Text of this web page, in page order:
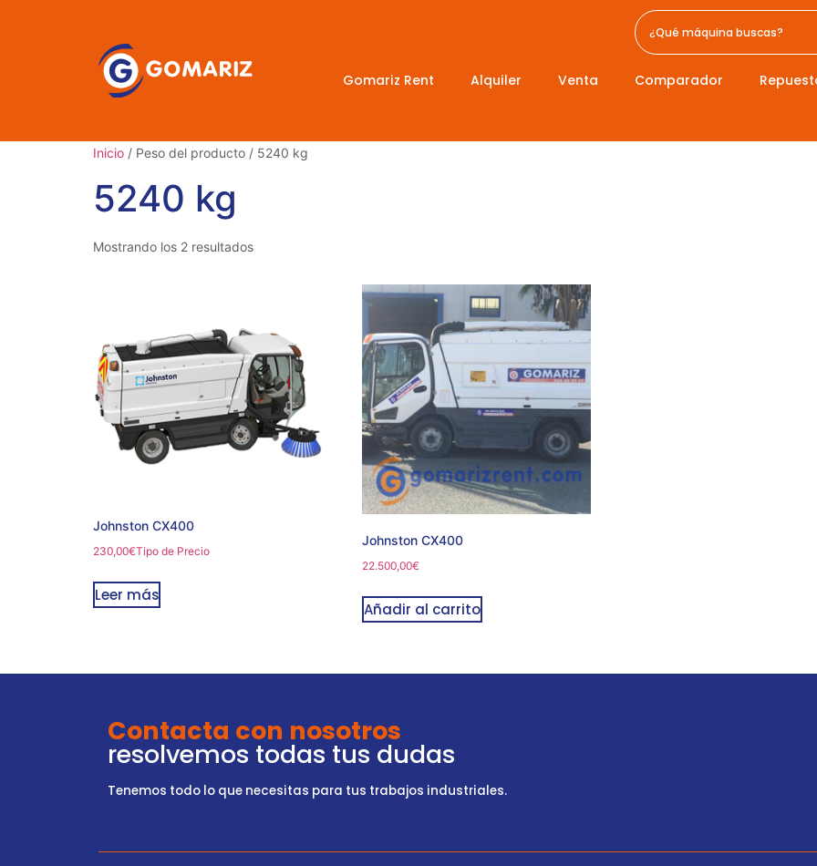
Gomariz Rent Alquiler Venta Comparador
Inicio / Peso del producto / 5240 kg
5240 kg
Mostrando los 2 resultados
Johnston CX400
230,00€Tipo de Precio
Leer más
Johnston CX400
22.500,00€
Añadir al carrito
Contacta con nosotros
resolvemos todas tus dudas
Tenemos todo lo que necesitas para tus trabajos industriales.